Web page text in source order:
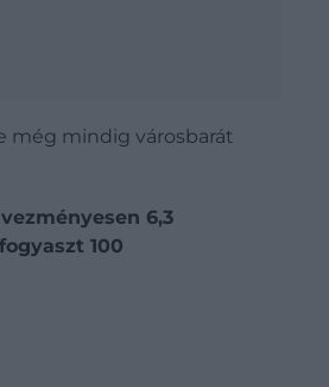
még mindig városbarát
6,3
100